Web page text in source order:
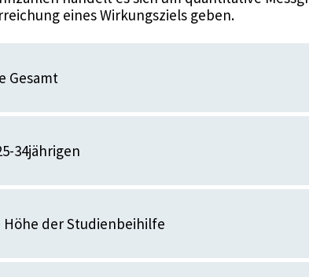
eines Wirkungsziels geben.
Gesamt
34jährigen
der Studienbeihilfe